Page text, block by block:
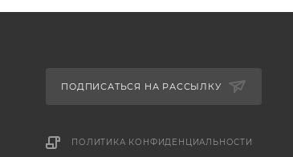
ПОДПИСАТЬСЯ НА РАССЫЛКУ
ПОЛИТИКА КОНФИДЕНЦИАЛЬНОСТИ